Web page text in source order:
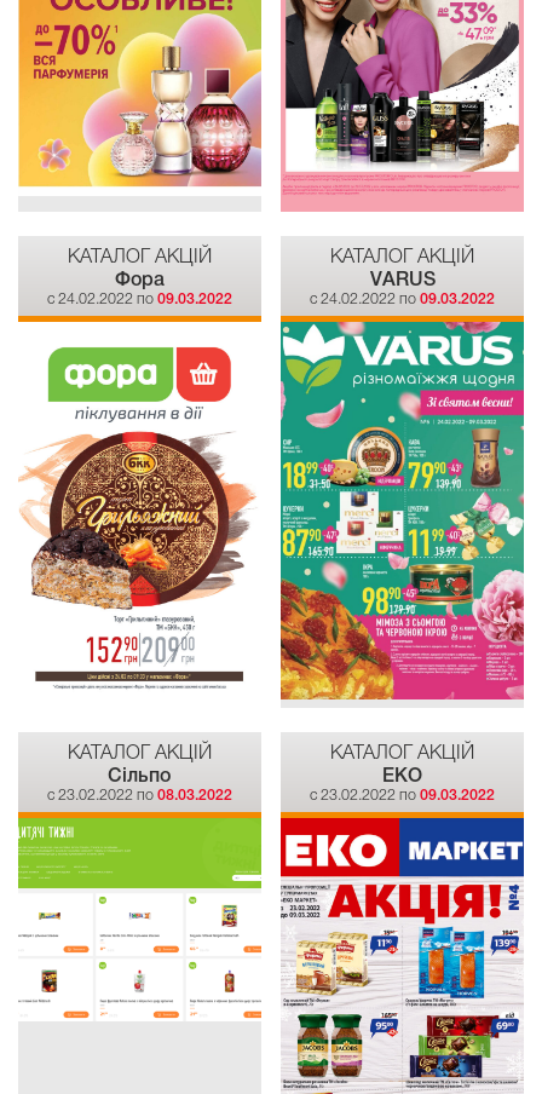
КАТАЛОГ АКЦІЙ
Фора
c 24.02.2022 по 09.03.2022
КАТАЛОГ АКЦІЙ
VARUS
c 24.02.2022 по09.03.2022
КАТАЛОГ АКЦІЙ
Сiльпо
c 23.02.2022 по 08.03.2022
КАТАЛОГ АКЦІЙ
EKO
c 23.02.2022 по09.03.2022